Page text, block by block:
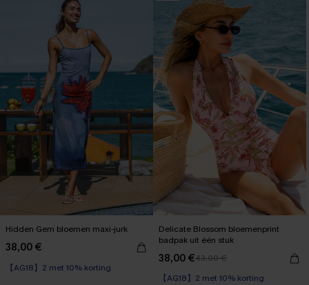
Hidden Gem bloemen maxi-jurk
38,00 €
【AG18】2 met 10% korting
Delicate Blossom bloemenprint
badpak uit één stuk
38,00 €43,00 €
【AG18】2 met 10% korting
Corrigerend badpak